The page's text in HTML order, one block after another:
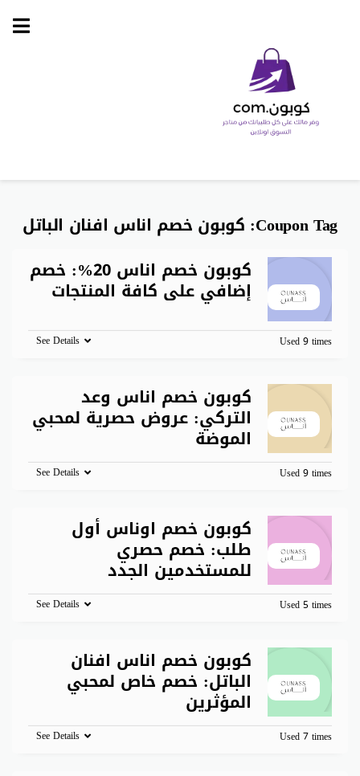
Skip
Coupon Tag: كوبون خصم اناس افنان الباتل
كوبون خصم اناس 20%: خصم
إضافي على كافة المنتجات
Used 9 times
See Details
كوبون خصم اناس وعد
التركي: عروض حصرية لمحبي
الموضة
Used 9 times
See Details
كوبون خصم اوناس أول
طلب: خصم حصري
للمستخدمين الجدد
Used 5 times
See Details
كوبون خصم اناس افنان
الباتل: خصم خاص لمحبي
المؤثرين
Used 7 times
See Details